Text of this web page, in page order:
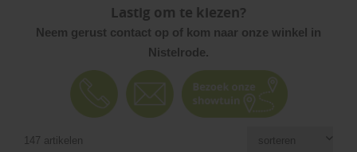
Lastig om te kiezen?
Neem gerust contact op of kom naar onze winkel in
Nistelrode.
147 artikelen